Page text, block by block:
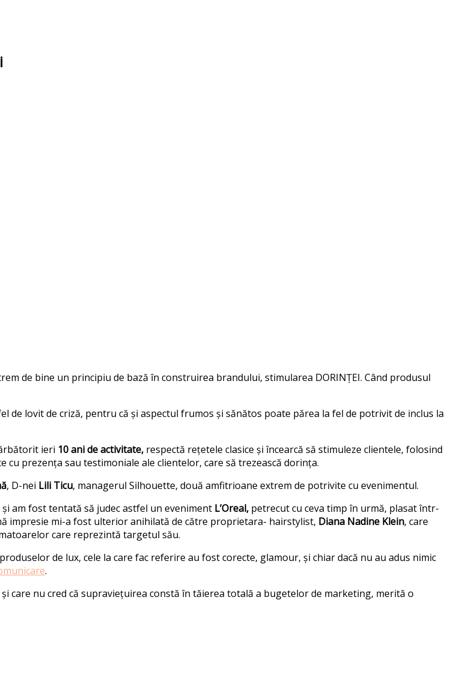
de bine un principiu de bază în construirea brandului, stimularea DORINȚEI. Când produsul
lovit de criză, pentru că și aspectul frumos și sănătos poate părea la fel de potrivit de inclus la
ieri 10 ani de activitate, respectă rețetele clasice și încearcă să stimuleze clientele, folosind
prezența sau testimoniale ale clientelor, care să trezească dorința.
, D-nei Lili Ticu, managerul Silhouette, două amfitrioane extrem de potrivite cu evenimentul.
am fost tentată să judec astfel un eveniment L’Oreal, petrecut cu ceva timp în urmă, plasat într-
impresie mi-a fost ulterior anihilată de către proprietara- hairstylist, Diana Nadine Klein, care
care reprezintă targetul său.
de lux, cele la care fac referire au fost corecte, glamour, și chiar dacă nu au adus nimic
.
care nu cred că supraviețuirea constă în tăierea totală a bugetelor de marketing, merită o